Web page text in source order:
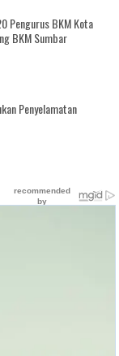
Pengurus BKM Kota
BKM Sumbar
Penyelamatan